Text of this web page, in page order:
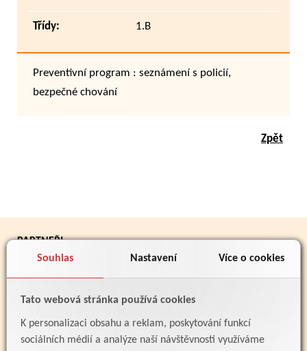
Souhlas Nastavení Více o cookies
Tato webová stránka používá cookies
K personalizaci obsahu a reklam, poskytování funkcí
sociálních médií a analýze naší návštěvnosti využíváme
Třídy: 1.B
Preventivní program : seznámení s policií,
bezpečné chování
Zpět
PARTNEŘI